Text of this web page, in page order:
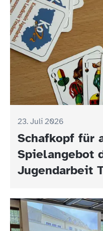
23. Juli 2026
Schafkopf für
Spielangebot
Jugendarbeit